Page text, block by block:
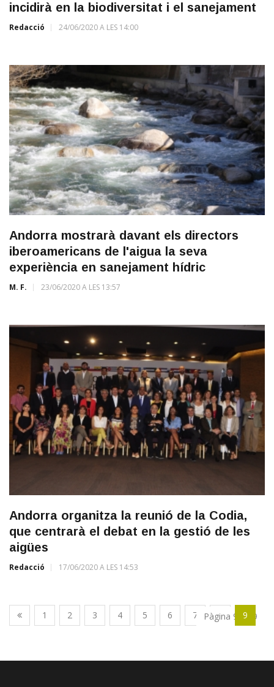
incidirà en la biodiversitat i el sanejament
Redacció 24/06/2020 A LES 14:00
Andorra mostrarà davant els directors
iberoamericans de l'aigua la seva
experiència en sanejament hídric
M. F. 23/06/2020 A LES 13:57
Andorra organitza la reunió de la Codia,
que centrarà el debat en la gestió de les
aigües
Redacció 17/06/2020 A LES 14:53
1 2 3 4 5 6 7 8 9
Pàgina 9 de 9